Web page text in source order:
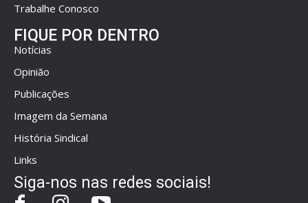
Trabalhe Conosco
FIQUE POR DENTRO
Notícias
Opinião
Publicações
Imagem da Semana
História Sindical
Links
Siga-nos nas redes sociais!